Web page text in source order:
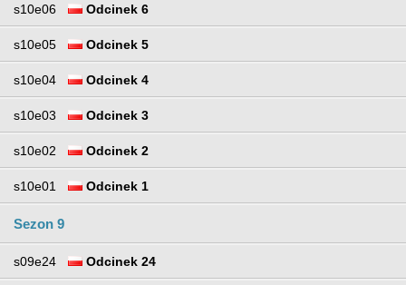
s10e06 Odcinek 6
s10e05 Odcinek 5
s10e04 Odcinek 4
s10e03 Odcinek 3
s10e02 Odcinek 2
s10e01 Odcinek 1
Sezon 9
s09e24 Odcinek 24